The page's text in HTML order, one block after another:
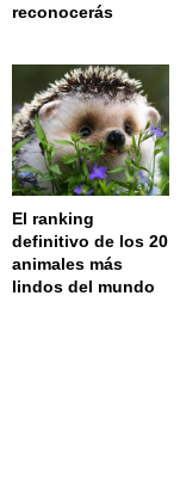
reconocerás
El ranking
definitivo de los 20
animales más
lindos del mundo